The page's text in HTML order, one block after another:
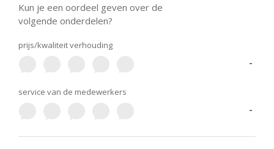
Kun je een oordeel geven over de
volgende onderdelen?
prijs/kwaliteit verhouding
-
service van de medewerkers
-